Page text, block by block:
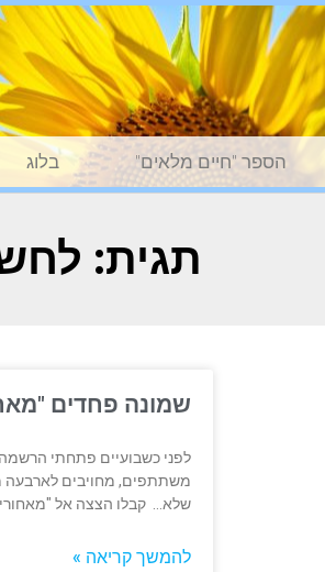
הספר "חיים מלאים" בלוג
תגית:
שמונה פחדים
לפני כשבועיים פתחתי
משתתפים, מחויבים לארבעה
שלא… קבלו הצצה אל
להמשך קריאה »